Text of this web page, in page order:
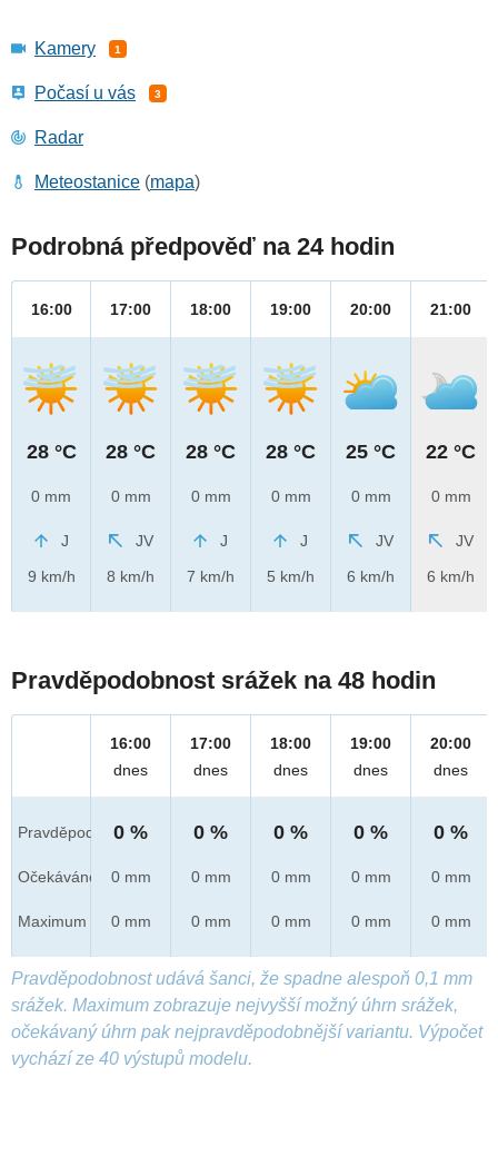
Kamery 1
Počasí u vás 3
Radar
Meteostanice (mapa)
Podrobná předpověď na 24 hodin
16:00
28 °C
0 mm
J
9 km/h
17:00
28 °C
0 mm
JV
8 km/h
18:00
28 °C
0 mm
J
7 km/h
19:00
28 °C
0 mm
J
5 km/h
20:00
25 °C
0 mm
JV
6 km/h
21:00
22 °C
0 mm
JV
6 km/h
Pravděpodobnost srážek na 48 hodin
Pravděpod.
Očekáváno
Maximum
16:00
dnes
0 %
0 mm
0 mm
17:00
dnes
0 %
0 mm
0 mm
18:00
dnes
0 %
0 mm
0 mm
19:00
dnes
0 %
0 mm
0 mm
20:00
dnes
0 %
0 mm
0 mm
Pravděpodobnost udává šanci, že spadne alespoň 0,1 mm
srážek. Maximum zobrazuje nejvyšší možný úhrn srážek,
očekávaný úhrn pak nejpravděpodobnější variantu. Výpočet
vychází ze 40 výstupů modelu.